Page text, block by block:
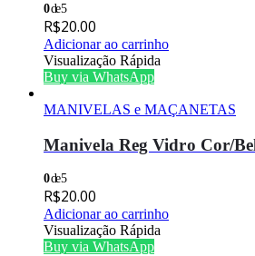
0de 5
R$20.00
Adicionar ao carrinho
Visualização Rápida
Buy via WhatsApp
MANIVELAS e MAÇANETAS
Manivela Reg Vidro Cor/
0de 5
R$20.00
Adicionar ao carrinho
Visualização Rápida
Buy via WhatsApp